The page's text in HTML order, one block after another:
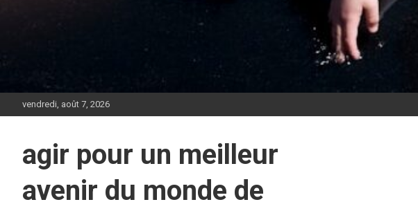
vendredi, août 7, 2026
agir pour un meilleur
avenir du monde de